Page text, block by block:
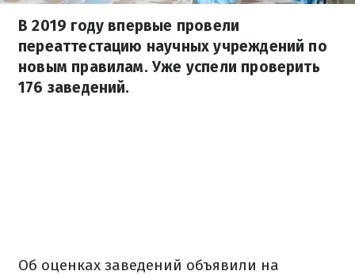
В 2019 году впервые провели
переаттестацию научных учреждений по
новым правилам. Уже успели проверить
176 заведений.
Об оценках заведений объявили на